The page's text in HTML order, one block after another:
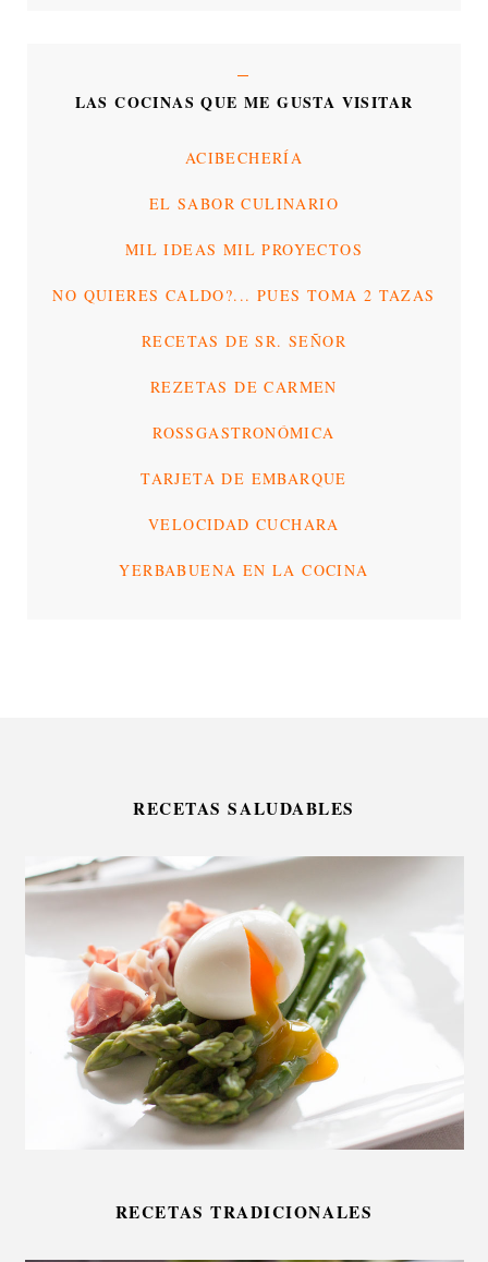
LAS COCINAS QUE ME GUSTA VISITAR
ACIBECHERÍA
EL SABOR CULINARIO
MIL IDEAS MIL PROYECTOS
NO QUIERES CALDO?... PUES TOMA 2 TAZAS
RECETAS DE SR. SEÑOR
REZETAS DE CARMEN
ROSSGASTRONÓMICA
TARJETA DE EMBARQUE
VELOCIDAD CUCHARA
YERBABUENA EN LA COCINA
RECETAS SALUDABLES
RECETAS TRADICIONALES